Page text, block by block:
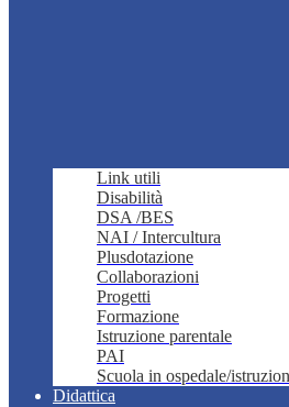
Link utili
Disabilità
DSA /BES
NAI / Intercultura
Plusdotazione
Collaborazioni
Progetti
Formazione
Istruzione parentale
PAI
Scuola in ospedale/
Didattica